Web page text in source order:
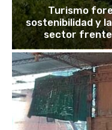
Turismo
sostenibilidad y
sector frente